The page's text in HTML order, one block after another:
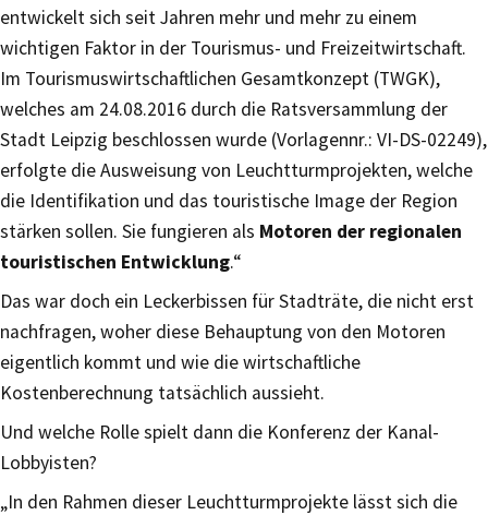
entwickelt sich seit Jahren mehr und mehr zu einem
wichtigen Faktor in der Tourismus- und Freizeitwirtschaft.
Im Tourismuswirtschaftlichen Gesamtkonzept (TWGK),
welches am 24.08.2016 durch die Ratsversammlung der
Stadt Leipzig beschlossen wurde (Vorlagennr.: VI-DS-02249),
erfolgte die Ausweisung von Leuchtturmprojekten, welche
die Identifikation und das touristische Image der Region
stärken sollen. Sie fungieren als Motoren der regionalen
touristischen Entwicklung.“
Das war doch ein Leckerbissen für Stadträte, die nicht erst
nachfragen, woher diese Behauptung von den Motoren
eigentlich kommt und wie die wirtschaftliche
Kostenberechnung tatsächlich aussieht.
Und welche Rolle spielt dann die Konferenz der Kanal-
Lobbyisten?
„In den Rahmen dieser Leuchtturmprojekte lässt sich die